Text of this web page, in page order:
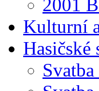
2001
Kulturní
Hasičské